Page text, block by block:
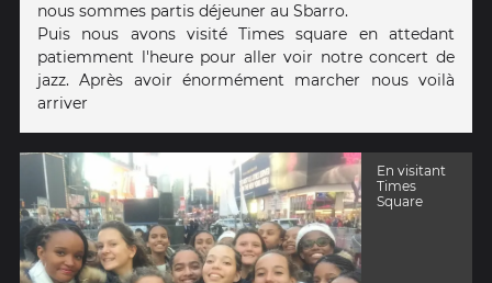
nous sommes partis déjeuner au Sbarro.
Puis nous avons visité Times square en attedant
patiemment l'heure pour aller voir notre concert de
jazz. Après avoir énormément marcher nous voilà
arriver
En visitant
Times
Square